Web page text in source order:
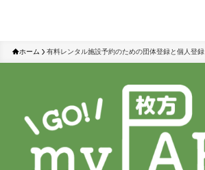
ホーム 有料レンタル施設予約のための団体登録と個人登録